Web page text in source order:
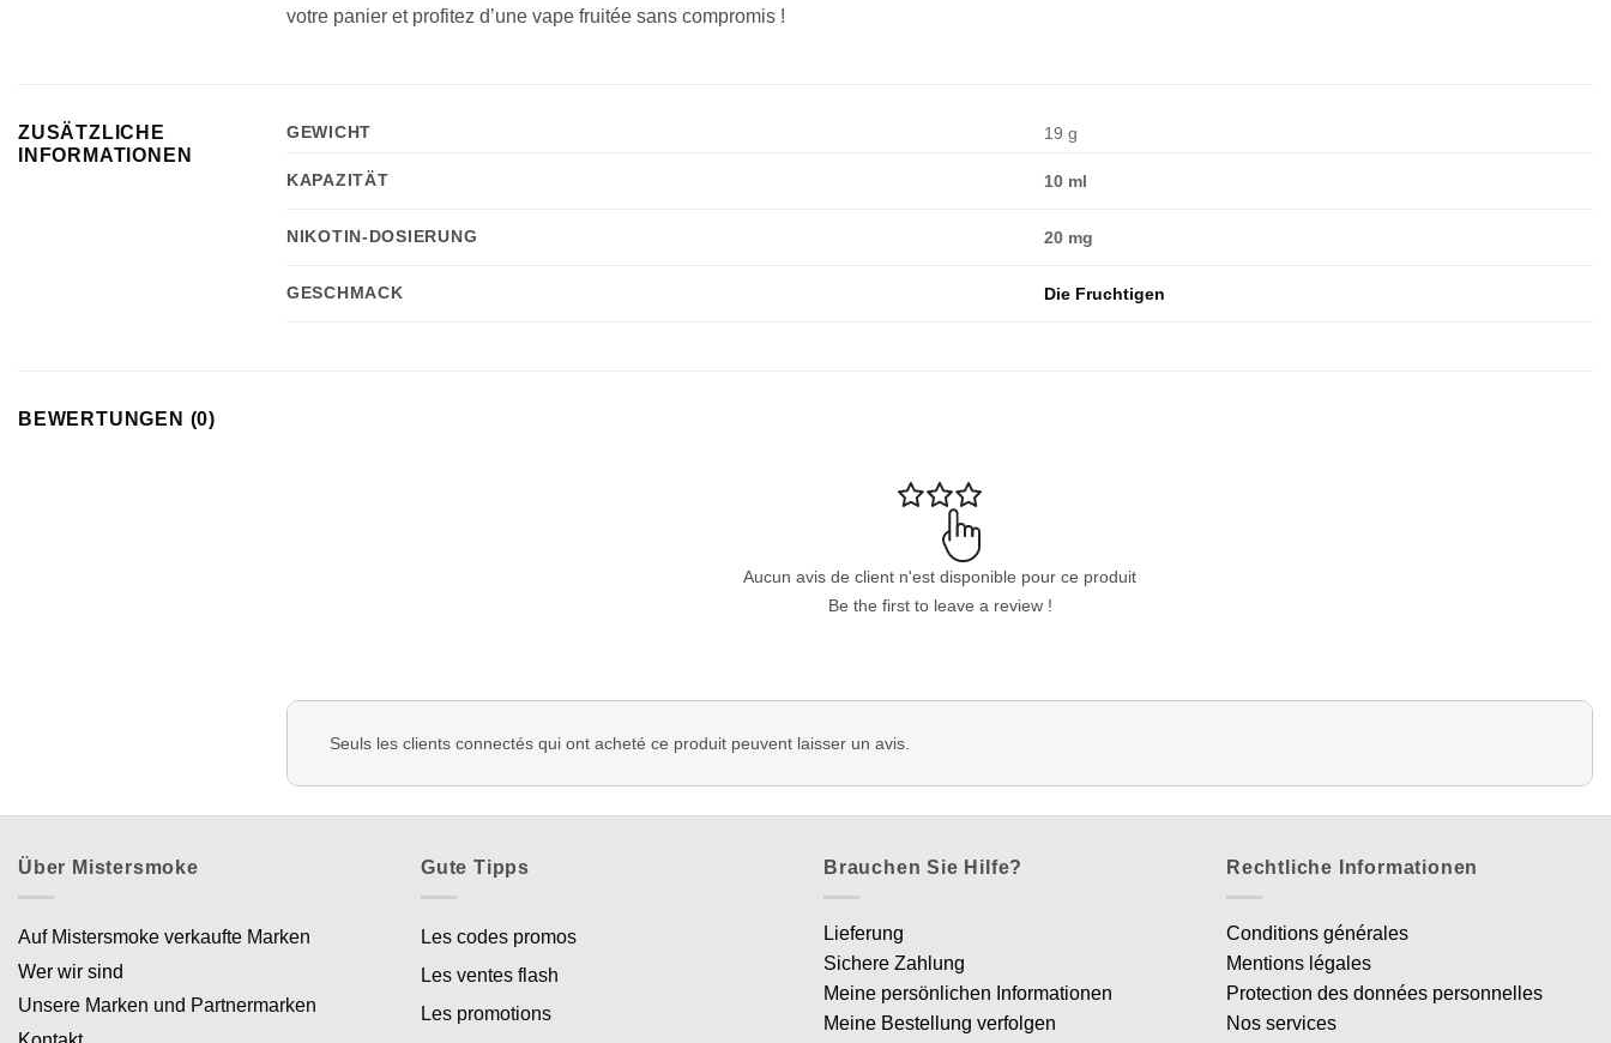
votre panier et profitez d’une vape fruitée sans compromis !
ZUSÄTZLICHE
INFORMATIONEN
GEWICHT 19 g
KAPAZITÄT 10 ml
NIKOTIN-DOSIERUNG 20 mg
GESCHMACK Die Fruchtigen
BEWERTUNGEN (0)
Aucun avis de client n'est disponible pour ce produit
Be the first to leave a review !
Seuls les clients connectés qui ont acheté ce produit peuvent laisser un avis.
Über Mistersmoke
Auf Mistersmoke verkaufte Marken
Wer wir sind
Unsere Marken und Partnermarken
Gute Tipps
Les codes promos
Les ventes flash
Les promotions
Brauchen Sie Hilfe?
Lieferung
Sichere Zahlung
Meine persönlichen Informationen
Meine Bestellung verfolgen
Rechtliche Informationen
Conditions générales
Mentions légales
Protection des données personnelles
Nos services